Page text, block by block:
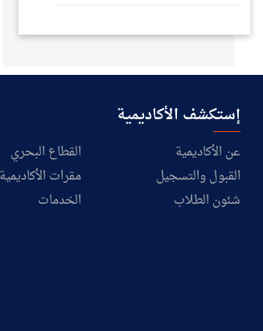
(lifelong learning)
4.3.2-Public events
(lifelong learning)
4.3.3-Vocational training
events (lifelong learning)
4.3.4-Education
إستكشف الأكاديمية
عن الأكاديمية
القطاع البحري
القبول والتسجيل
مقرات الأكاديمية
شئون الطلاب
الخدمات